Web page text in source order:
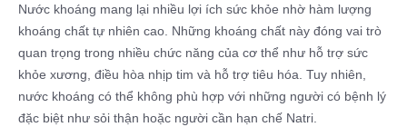
Nước khoáng mang lại nhiều lợi ích sức khỏe nhờ hàm lượng
khoáng chất tự nhiên cao. Những khoáng chất này đóng vai trò
quan trọng trong nhiều chức năng của cơ thể như hỗ trợ sức
khỏe xương, điều hòa nhịp tim và hỗ trợ tiêu hóa. Tuy nhiên,
nước khoáng có thể không phù hợp với những người có bệnh lý
đặc biệt như sỏi thận hoặc người cần hạn chế Natri.